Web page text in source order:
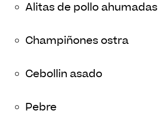
Alitas de pollo ahumadas
Champiñones ostra
Cebollin asado
Pebre